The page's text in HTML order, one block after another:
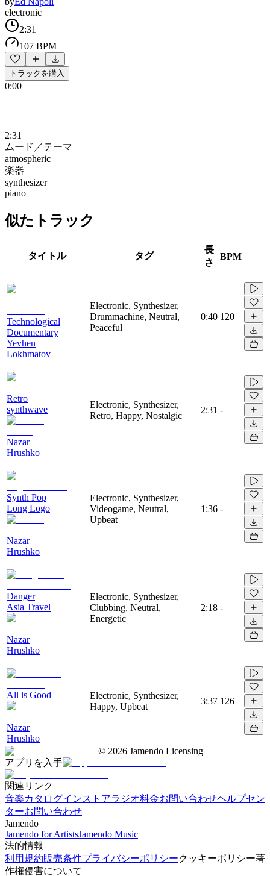
electronic
2:31
107 BPM
トラックを購入
0:00
2:31
ムード／テーマ
atmospheric
楽器
synthesizer
piano
似たトラック
タイトル タグ
長
さ
BPM
Technological
Documentary
Yevhen
Lokhmatov
Electronic, Synthesizer,
Drummachine, Neutral,
Peaceful
0:40 120
Retro
synthwave
Nazar
Hrushko
Electronic, Synthesizer,
Retro, Happy, Nostalgic
2:31 -
Synth Pop
Long Logo
Nazar
Hrushko
Electronic, Synthesizer,
Videogame, Neutral,
Upbeat
1:36 -
Danger
Asia Travel
Nazar
Hrushko
Electronic, Synthesizer,
Clubbing, Neutral,
Energetic
2:18 -
All is Good
Nazar
Hrushko
Electronic, Synthesizer,
Happy, Upbeat
3:37 126
© 2026 Jamendo Licensing
アプリを入手
関連リンク
音楽カタログインストアラジオ料金お問い合わせヘルプセン
ターお問い合わせ
Jamendo
Jamendo for ArtistsJamendo Music
法的情報
利用規約販売条件プライバシーポリシークッキーポリシー著
作権侵害について